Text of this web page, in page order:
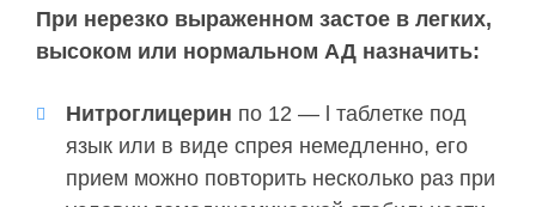
При нерезко выраженном застое в легких,
высоком или нормальном АД назначить:
Нитроглицерин по 12 — l таблетке под
язык или в виде спрея немедленно, его
прием можно повторить несколько раз при